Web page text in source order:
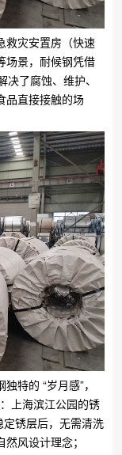
救灾安置房（快速
场景，耐候钢凭借
了腐蚀、维护、
品直接接触的场
特的 “岁月感”，
上海滨江公园的锈
锈层后，无需清洗
风设计理念；​